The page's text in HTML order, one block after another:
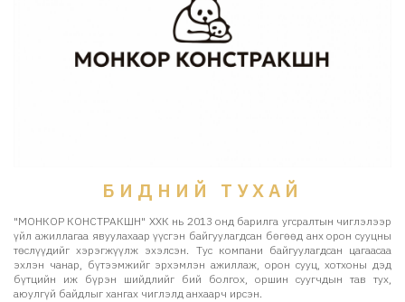
БИДНИЙ ТУХАЙ
"МОНКОР КОНСТРАКШН" ХХК нь 2013 онд барилга угсралтын чиглэлээр
үйл ажиллагаа явуулахаар үүсгэн байгуулагдсан бөгөөд анх орон сууцны
төслүүдийг хэрэгжүүлж эхэлсэн. Тус компани байгуулагдсан цагаасаа
эхлэн чанар, бүтээмжийг эрхэмлэн ажиллаж, орон сууц, хотхоны дэд
бүтцийн иж бүрэн шийдлийг бий болгох, оршин суугчдын тав тух,
аюулгүй байдлыг хангах чиглэлд анхаарч ирсэн.